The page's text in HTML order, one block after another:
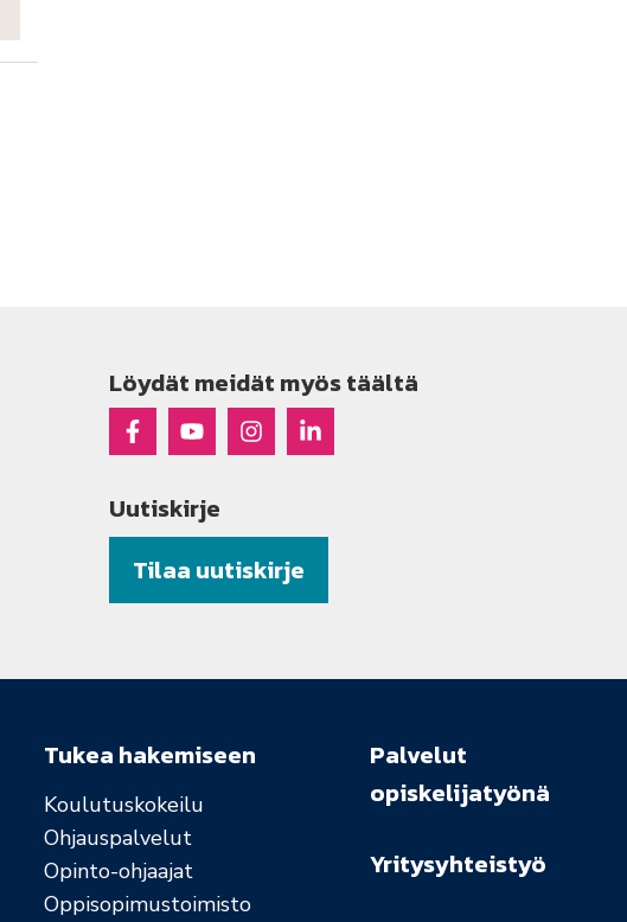
Löydät meidät myös täältä
Raseko Facebookissa
Raseko Youtubessa
Raseko Instagramissa
Raseko Linkedinissä
Uutiskirje
Tilaa uutiskirje
Tukea hakemiseen
Koulutuskokeilu
Ohjauspalvelut
Opinto-ohjaajat
Oppisopimustoimisto
Palvelut
opiskelijatyönä
Yritysyhteistyö